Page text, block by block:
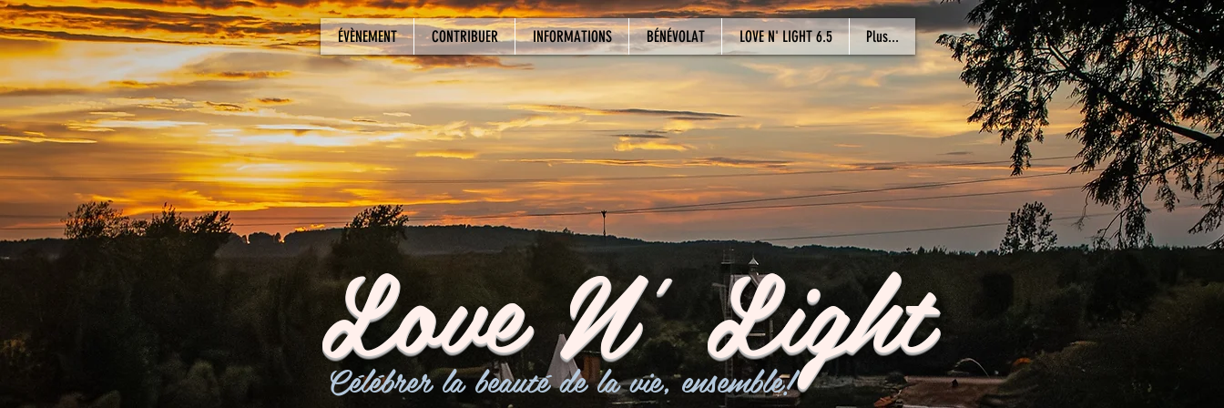
ÉVÈNEMENT CONTRIBUER INFORMATIONS BÉNÉVOLAT LOVE N' LIGHT 6.5 Plus...
Love N' Light
Célébrer la beauté de la vie, ensemble!